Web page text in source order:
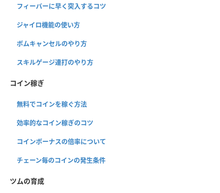
フィーバーに早く突入するコツ
ジャイロ機能の使い方
ボムキャンセルのやり方
スキルゲージ連打のやり方
コイン稼ぎ
無料でコインを稼ぐ方法
効率的なコイン稼ぎのコツ
コインボーナスの倍率について
チェーン毎のコインの発生条件
ツムの育成